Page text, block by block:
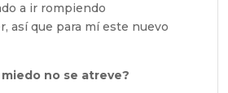
a ir rompiendo
así que para mí este nuevo
no se atreve?